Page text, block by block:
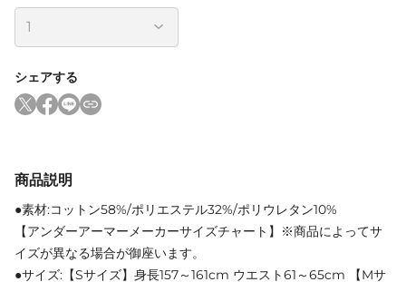
シェアする
商品説明
●素材:コットン58%/ポリエステル32%/ポリウレタン10%
【アンダーアーマーメーカーサイズチャート】※商品によってサ
イズが異なる場合が御座います。
●サイズ:【Sサイズ】身長157～161cm ウエスト61～65cm 【Mサ